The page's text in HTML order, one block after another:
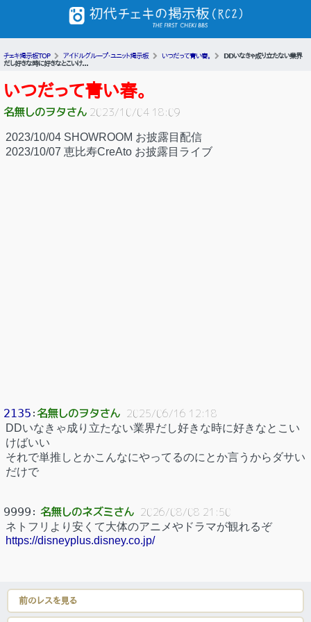
チェキ掲示板TOP アイドルグループ・ユニット掲示板 いつだって青い春。
DDいなきゃ成り立たない業界
だし好きな時に好きなとこいけ...
いつだって青い春。
名無しのヲタさん 2023/10/04 18:09
2023/10/04 SHOWROOM お披露目配信
2023/10/07 恵比寿CreAto お披露目ライブ
2135 ：名無しのヲタさん 2025/06/16 12:18
DDいなきゃ成り立たない業界だし好きな時に好きなとこい
けばいい
それで単推しとかこんなにやってるのにとか言うからダサい
だけで
9999 ： 名無しのネズミさん 2026/08/08 21:50
ネトフリより安くて大体のアニメやドラマが観れるぞ
https://disneyplus.disney.co.jp/
前のレスを見る